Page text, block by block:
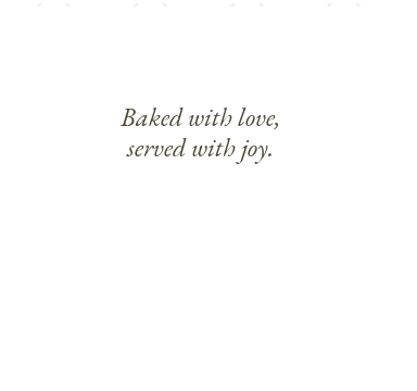
Baked with love,
served with joy.